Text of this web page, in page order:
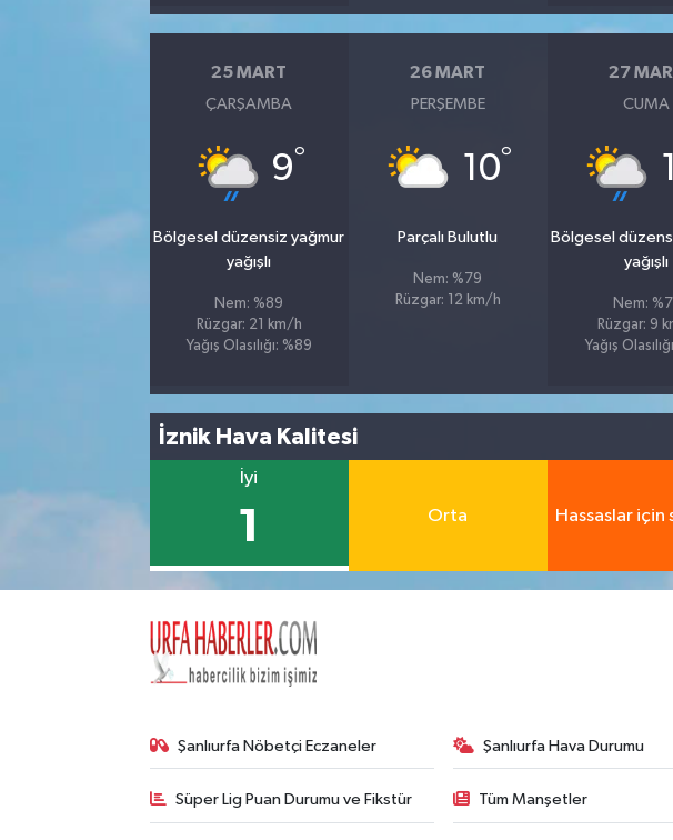
25 MART
ÇARŞAMBA
9°
Bölgesel düzensiz yağmur
yağışlı
Nem: %89
Rüzgar: 21 km/h
Yağış Olasılığı: %89
26 MART
PERŞEMBE
10°
Parçalı Bulutlu
Nem: %79
Rüzgar: 12 km/h
27
CUMA
Bölgesel
yağışlı
Nem: %71
Rüzgar: 9
Yağış
İznik Hava Kalitesi
İyi
1 Orta Hassaslar için
Şanlıurfa Nöbetçi Eczaneler Şanlıurfa Hava Durumu
Süper Lig Puan Durumu ve Fikstür Tüm Manşetler